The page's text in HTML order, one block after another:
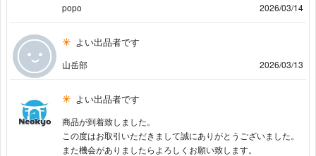
popo
2026/03/14
よい出品者です
山岳部 2026/03/13
よい出品者です
商品が到着致しました。
この度はお取引いただきまして誠にありがとうございました。
また機会がありましたらよろしくお願い致します。